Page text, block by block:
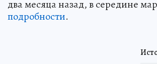
два месяца назад, в середине
подробности.